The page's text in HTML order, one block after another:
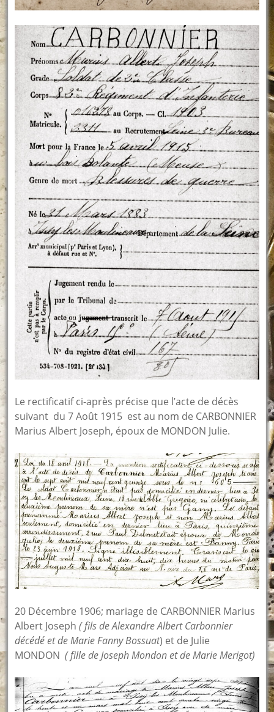
Le rectificatif ci-après précise que l’acte de décès
suivant du 7 Août 1915 est au nom de CARBONNIER
Marius Albert Joseph, époux de MONDON Julie.
20 Décembre 1906; mariage de CARBONNIER Marius
Albert Joseph( fils de Alexandre Albert Carbonnier
décédé et de Marie FannyBossuat) et de Julie
MONDON( fille de Joseph Mondon et de Marie Merigot)